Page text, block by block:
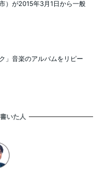
）が2015年3月1日から一般
」音楽のアルバムをリピー
いた人